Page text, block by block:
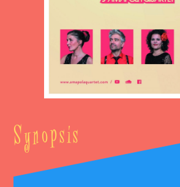
Synopsis